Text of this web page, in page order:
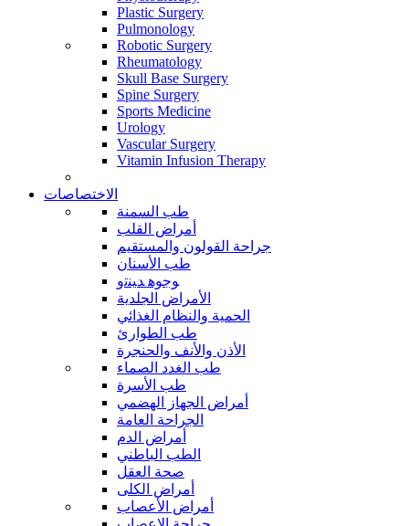
Plastic Surgery
Pulmonology
Robotic Surgery
Rheumatology
Skull Base Surgery
Spine Surgery
Sports Medicine
Urology
Vascular Surgery
Vitamin Infusion Therapy
الاختصاصات
طب السمنة
أمراض القلب
جراحة القولون والمستقيم
طب الأسنان
ﻮﺟﻮﻫ ﺪﻴﻨﺗﻭ
الأمراض الجلدية
الحمية والنظام الغذائي
طب الطوارئ
الأذن والأنف والحنجرة
طب الغدد الصماء
طب الأسرة
أمراض الجهاز الهضمي
الجراحة العامة
أمراض الدم
الطب الباطني
صحة العقل
أمراض الكلى
أمراض الأعصاب